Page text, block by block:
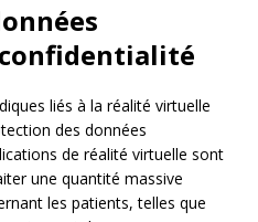
liés à la réalité virtuelle
des données
de réalité virtuelle sont
une quantité massive
les patients, telles que